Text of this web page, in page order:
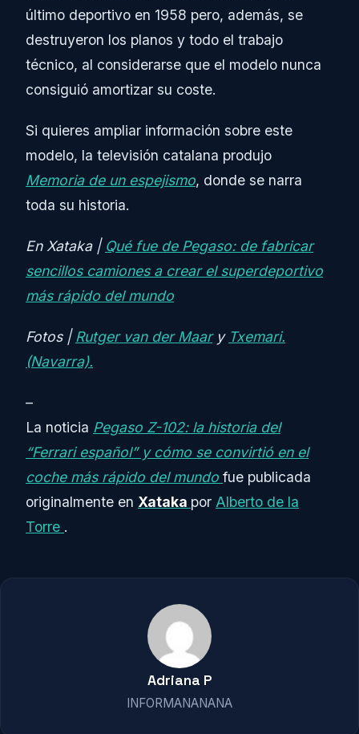
último deportivo en 1958 pero, además, se
destruyeron los planos y todo el trabajo
técnico, al considerarse que el modelo nunca
consiguió amortizar su coste.
Si quieres ampliar información sobre este
modelo, la televisión catalana produjo
Memoria de un espejismo, donde se narra
toda su historia.
En Xataka | Qué fue de Pegaso: de fabricar
sencillos camiones a crear el superdeportivo
más rápido del mundo
Fotos | Rutger van der Maary Txemari.
(Navarra).
–
La noticia Pegaso Z-102: la historia del
“Ferrari español” y cómo se convirtió en el
coche más rápido del mundo fue publicada
originalmente en Xataka por Alberto de la
Torre .
Adriana P
INFORMANANANA